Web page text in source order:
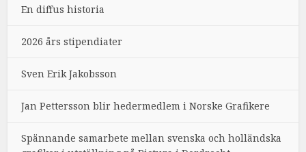
En diffus historia
2026 års stipendiater
Sven Erik Jakobsson
Jan Pettersson blir hedermedlem i Norske Grafikere
Spännande samarbete mellan svenska och holländska